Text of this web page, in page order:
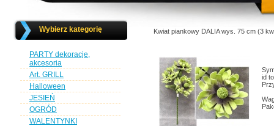
Wybierz kategorię
PARTY dekoracje,
akcesoria
Art. GRILL
Halloween
JESIEŃ
OGRÓD
WALENTYNKI
Kwiat piankowy DALIA wys. 75 cm (3
id